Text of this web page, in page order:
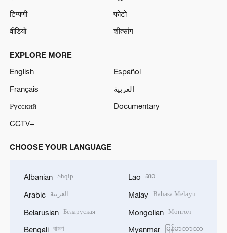
टिप्पणी
फोटो
वीडियो
शीत्सांग
EXPLORE MORE
English
Español
Français
العربية
Русский
Documentary
CCTV+
CHOOSE YOUR LANGUAGE
Albanian Shqip
Arabic العربية
Belarusian Беларуская
Bengali বাংলা
Lao ລາວ
Malay Bahasa Melayu
Mongolian Монгол
Myanmar မြန်မာဘာသာ